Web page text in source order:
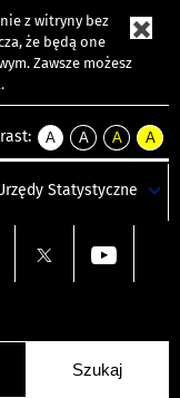
z witryny bez
że będą one
Zawsze możesz
A
kontrast
A
kontrast
tekst
czarnym
A
kontrast
tekst
czarnym
A
tekst
żółtym
Statystyczne